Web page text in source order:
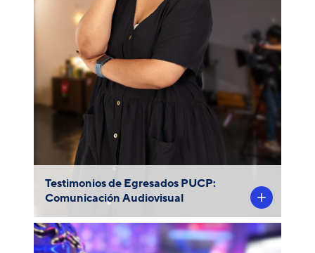
Testimonios de Egresados PUCP:
Comunicación Audiovisual
¿Te interesa saber más de esta carrera?
Laly Arce, nuestra Gestora cultural y
promotora de lectura nos cuenta más
sobre la carrera.